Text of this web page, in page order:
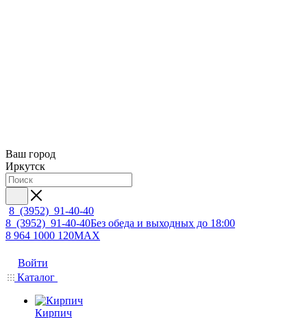
Ваш город
Иркутск
8 (3952) 91-40-40
8 (3952) 91-40-40Без обеда и выходных до 18:00
8 964 1000 120MAX
Войти
Каталог
Кирпич